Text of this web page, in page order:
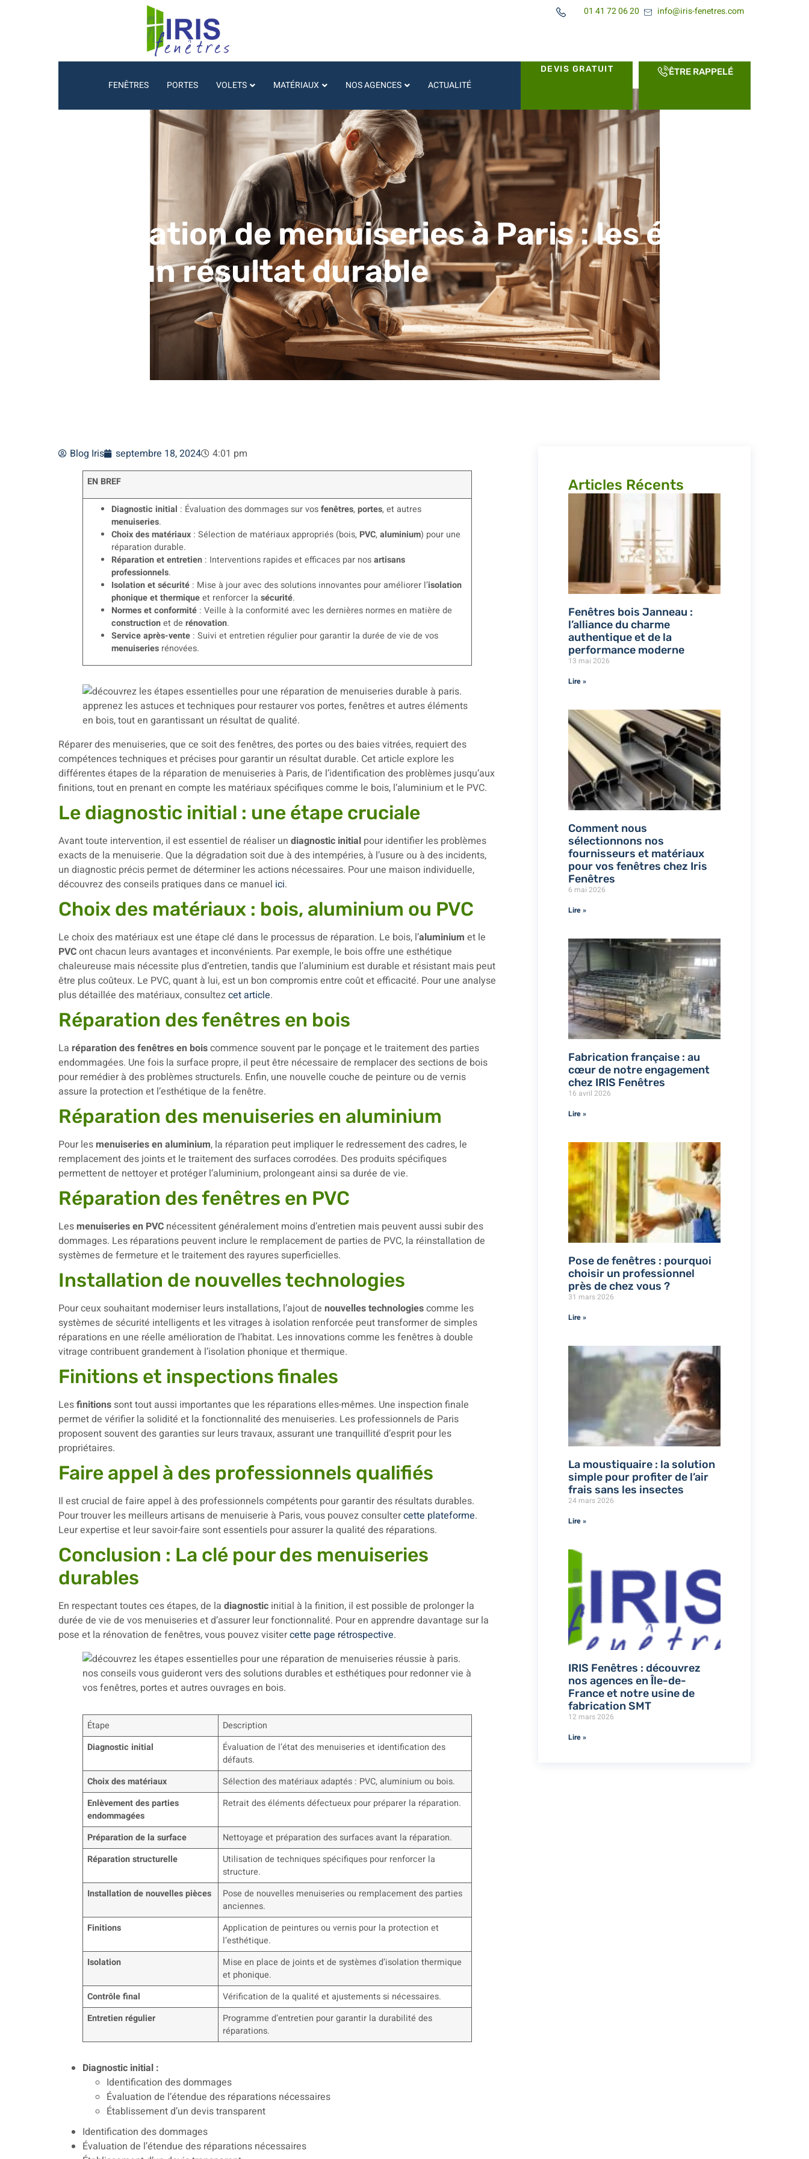
01 41 72 06 20 info@iris-fenetres.com
FENÊTRES PORTES VOLETS MATÉRIAUX NOS AGENCES ACTUALITÉ
DEVIS GRATUIT ÊTRE RAPPELÉ
Réparation de menuiseries à Paris : les étapes
pour un résultat durable
Blog Iris septembre 18, 2024 4:01 pm
EN BREF
Diagnostic initial : Évaluation des dommages sur vosfenêtres,portes, et autres
menuiseries.
Choix des matériaux : Sélection de matériaux appropriés (bois, PVC,aluminium) pour une
réparation durable.
Réparation et entretien : Interventions rapides et efficaces par nosartisans
professionnels.
Isolation et sécurité : Mise à jour avec des solutions innovantes pour améliorer l’isolation
phonique et thermiqueet renforcer lasécurité.
Normes et conformité : Veille à la conformité avec les dernières normes en matière de
constructionet derénovation.
Service après-vente : Suivi et entretien régulier pour garantir la durée de vie de vos
menuiseries rénovées.
Réparer des menuiseries, que ce soit des fenêtres, des portes ou des baies vitrées, requiert des
compétences techniques et précises pour garantir un résultat durable. Cet article explore les
différentes étapes de la réparation de menuiseries à Paris, de l’identification des problèmes jusqu’aux
finitions, tout en prenant en compte les matériaux spécifiques comme le bois, l’aluminium et le PVC.
Le diagnostic initial : une étape cruciale
Avant toute intervention, il est essentiel de réaliser un diagnostic initial pour identifier les problèmes
exacts de la menuiserie. Que la dégradation soit due à des intempéries, à l’usure ou à des incidents,
un diagnostic précis permet de déterminer les actions nécessaires. Pour une maison individuelle,
découvrez des conseils pratiques dans ce manuel ici.
Choix des matériaux : bois, aluminium ou PVC
Le choix des matériaux est une étape clé dans le processus de réparation. Le bois, l’aluminium et le
PVCont chacun leurs avantages et inconvénients. Par exemple, le bois offre une esthétique
chaleureuse mais nécessite plus d’entretien, tandis que l’aluminium est durable et résistant mais peut
être plus coûteux. Le PVC, quant à lui, est un bon compromis entre coût et efficacité. Pour une analyse
plus détaillée des matériaux, consultezcet article.
Réparation des fenêtres en bois
La réparation des fenêtres en boiscommence souvent par le ponçage et le traitement des parties
endommagées. Une fois la surface propre, il peut être nécessaire de remplacer des sections de bois
pour remédier à des problèmes structurels. Enfin, une nouvelle couche de peinture ou de vernis
assure la protection et l’esthétique de la fenêtre.
Réparation des menuiseries en aluminium
Pour lesmenuiseries en aluminium, la réparation peut impliquer le redressement des cadres, le
remplacement des joints et le traitement des surfaces corrodées. Des produits spécifiques
permettent de nettoyer et protéger l’aluminium, prolongeant ainsi sa durée de vie.
Réparation des fenêtres en PVC
Lesmenuiseries en PVC nécessitent généralement moins d’entretien mais peuvent aussi subir des
dommages. Les réparations peuvent inclure le remplacement de parties de PVC, la réinstallation de
systèmes de fermeture et le traitement des rayures superficielles.
Installation de nouvelles technologies
Pour ceux souhaitant moderniser leurs installations, l’ajout de nouvelles technologiescomme les
systèmes de sécurité intelligents et les vitrages à isolation renforcée peut transformer de simples
réparations en une réelle amélioration de l’habitat. Les innovations comme les fenêtres à double
vitrage contribuent grandement à l’isolation phonique et thermique.
Finitions et inspections finales
Lesfinitions sont tout aussi importantes que les réparations elles-mêmes. Une inspection finale
permet de vérifier la solidité et la fonctionnalité des menuiseries. Les professionnels de Paris
proposent souvent des garanties sur leurs travaux, assurant une tranquillité d’esprit pour les
propriétaires.
Faire appel à des professionnels qualifiés
Il est crucial de faire appel à des professionnels compétents pour garantir des résultats durables.
Pour trouver les meilleurs artisans de menuiserie à Paris, vous pouvez consultercette plateforme.
Leur expertise et leur savoir-faire sont essentiels pour assurer la qualité des réparations.
Conclusion : La clé pour des menuiseries
durables
En respectant toutes ces étapes, de la diagnostic initial à la finition, il est possible de prolonger la
durée de vie de vos menuiseries et d’assurer leur fonctionnalité. Pour en apprendre davantage sur la
pose et la rénovation de fenêtres, vous pouvez visitercette page rétrospective.
Étape
Description
Diagnostic initial
Évaluation de l’état des menuiseries et identification des
défauts.
Choix des matériaux
Sélection des matériaux adaptés : PVC, aluminium ou bois.
Enlèvement des parties
endommagées
Retrait des éléments défectueux pour préparer la réparation.
Préparation de la surface
Nettoyage et préparation des surfaces avant la réparation.
Réparation structurelle
Utilisation de techniques spécifiques pour renforcer la
structure.
Installation de nouvelles pièces
Pose de nouvelles menuiseries ou remplacement des parties
anciennes.
Finitions
Application de peintures ou vernis pour la protection et
l’esthétique.
Isolation
Mise en place de joints et de systèmes d’isolation thermique
et phonique.
Contrôle final
Vérification de la qualité et ajustements si nécessaires.
Entretien régulier
Programme d’entretien pour garantir la durabilité des
réparations.
Diagnostic initial :
Identification des dommages
Évaluation de l’étendue des réparations nécessaires
Établissement d’un devis transparent
Identification des dommages
Évaluation de l’étendue des réparations nécessaires
Articles Récents
Fenêtres bois Janneau :
l’alliance du charme
authentique et de la
performance moderne
13 mai 2026
Lire »
Comment nous
sélectionnons nos
fournisseurs et matériaux
pour vos fenêtres chez Iris
Fenêtres
6 mai 2026
Lire »
Fabrication française : au
cœur de notre engagement
chez IRIS Fenêtres
16 avril 2026
Lire »
Pose de fenêtres : pourquoi
choisir un professionnel
près de chez vous ?
31 mars 2026
Lire »
La moustiquaire : la solution
simple pour profiter de l’air
frais sans les insectes
24 mars 2026
Lire »
IRIS Fenêtres : découvrez
nos agences en Île-de-
France et notre usine de
fabrication SMT
12 mars 2026
Lire »